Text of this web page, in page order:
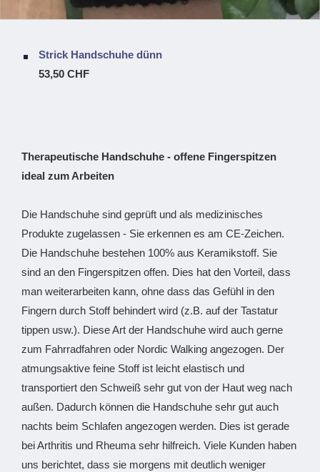
Strick Handschuhe dünn
53,50 CHF
Therapeutische Handschuhe - offene Fingerspitzen
ideal zum Arbeiten
Die Handschuhe sind geprüft und als medizinisches
Produkte zugelassen - Sie erkennen es am CE-Zeichen.
Die Handschuhe bestehen 100% aus Keramikstoff. Sie
sind an den Fingerspitzen offen. Dies hat den Vorteil, dass
man weiterarbeiten kann, ohne dass das Gefühl in den
Fingern durch Stoff behindert wird (z.B. auf der Tastatur
tippen usw.). Diese Art der Handschuhe wird auch gerne
zum Fahrradfahren oder Nordic Walking angezogen. Der
atmungsaktive feine Stoff ist leicht elastisch und
transportiert den Schweiß sehr gut von der Haut weg nach
außen. Dadurch können die Handschuhe sehr gut auch
nachts beim Schlafen angezogen werden. Dies ist gerade
bei Arthritis und Rheuma sehr hilfreich. Viele Kunden haben
uns berichtet, dass sie morgens mit deutlich weniger